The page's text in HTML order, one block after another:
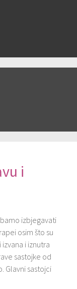
i
izbjegavati
osim što su
i iznutra
sastojke od
Glavni sastojci